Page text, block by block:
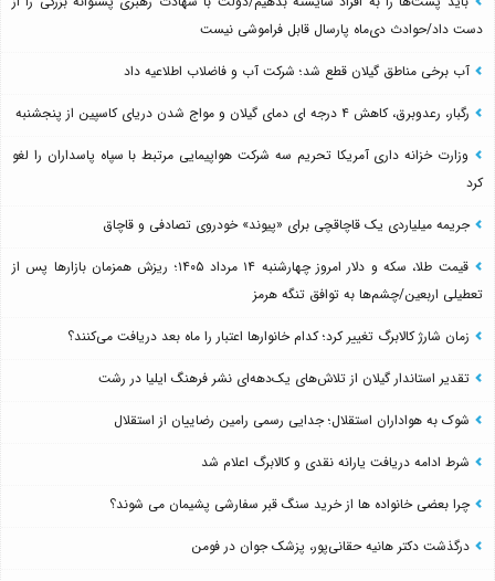
دست داد/حوادث دی‌ماه پارسال قابل فراموشی نیست
آب برخی مناطق گیلان قطع شد؛ شرکت آب و فاضلاب اطلاعیه داد
رگبار، رعدوبرق، کاهش ۴ درجه ای دمای گیلان و مواج شدن دریای کاسپین از پنجشنبه
وزارت خزانه داری آمریکا تحریم سه شرکت هواپیمایی مرتبط با سپاه پاسداران را لغو
کرد
جریمه میلیاردی یک قاچاقچی برای «پیوند» خودروی تصادفی و قاچاق
قیمت طلا، سکه و دلار امروز چهارشنبه ۱۴ مرداد ۱۴۰۵؛ ریزش همزمان بازارها پس از
تعطیلی اربعین/چشم‌ها به توافق تنگه هرمز
زمان شارژ کالابرگ تغییر کرد؛ کدام خانوارها اعتبار را ماه بعد دریافت می‌کنند؟
تقدیر استاندار گیلان از تلاش‌های یک‌دهه‌ای نشر فرهنگ ایلیا در رشت
شوک به هواداران استقلال؛ جدایی رسمی رامین رضاییان از استقلال
شرط ادامه دریافت یارانه نقدی و کالابرگ اعلام شد
چرا بعضی خانواده ها از خرید سنگ قبر سفارشی پشیمان می شوند؟
درگذشت دکتر هانیه حقانی‌پور، پزشک جوان در فومن